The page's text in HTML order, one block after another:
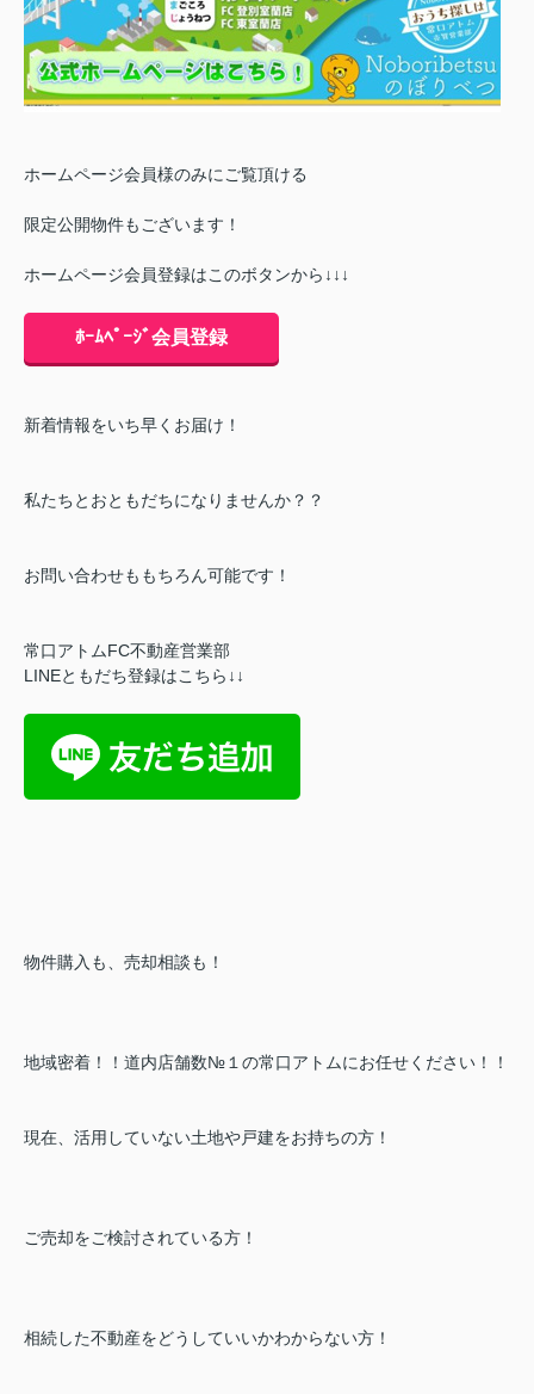
ホームページ会員様のみにご覧頂ける
限定公開物件もございます！
ホームページ会員登録はこのボタンから↓↓↓
ﾎｰﾑﾍﾟｰｼﾞ会員登録
新着情報をいち早くお届け！
私たちとおともだちになりませんか？？
お問い合わせももちろん可能です！
常口アトムFC不動産営業部
LINEともだち登録はこちら↓↓
物件購入も、売却相談も！
地域密着！！道内店舗数№１の常口アトムにお任せください！！
現在、活用していない土地や戸建をお持ちの方！
ご売却をご検討されている方！
相続した不動産をどうしていいかわからない方！